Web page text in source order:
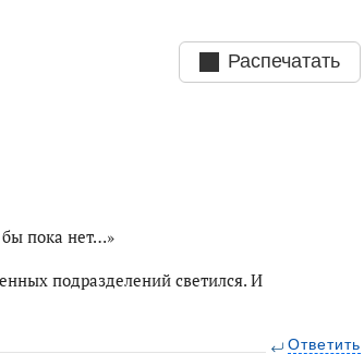
Распечатать
пока нет…»
подразделений светился. И
Ответить